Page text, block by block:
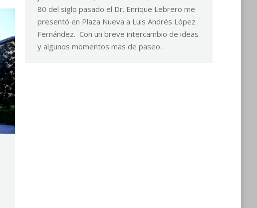
80 del siglo pasado el Dr. Enrique Lebrero me
presentó en Plaza Nueva a Luis Andrés López
Fernández. Con un breve intercambio de ideas
y algunos momentos mas de paseo…